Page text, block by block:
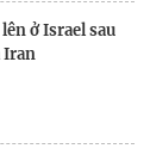
ở Israel sau
Iran